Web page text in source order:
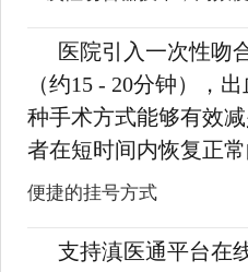
医院引入一次性吻
（约15 - 20分钟），
种手术方式能够有效
者在短时间内恢复正常
便捷的挂号方式
支持滇医通平台在